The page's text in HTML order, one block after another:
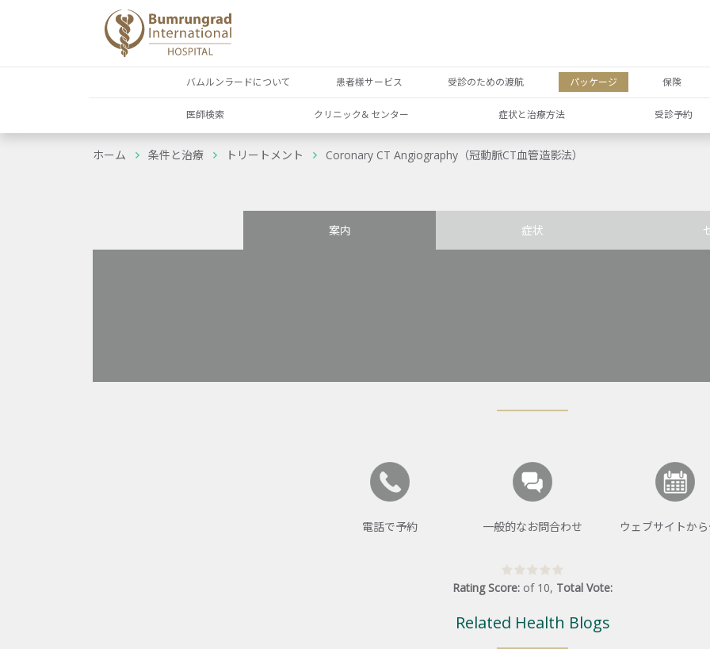
バムルンラードについて 患者様サービス 受診のための渡航 パッケージ 保険
医師検索 クリニック& センター 症状と治療方法 受診予約
ホーム 条件と治療 トリートメント Coronary CT Angiography（冠動脈CT血管造影法）
案内 症状
電話で予約 一般的なお問合わせ ウェブサイトか
Rating Score: of 10, Total Vote:
Related Health Blogs